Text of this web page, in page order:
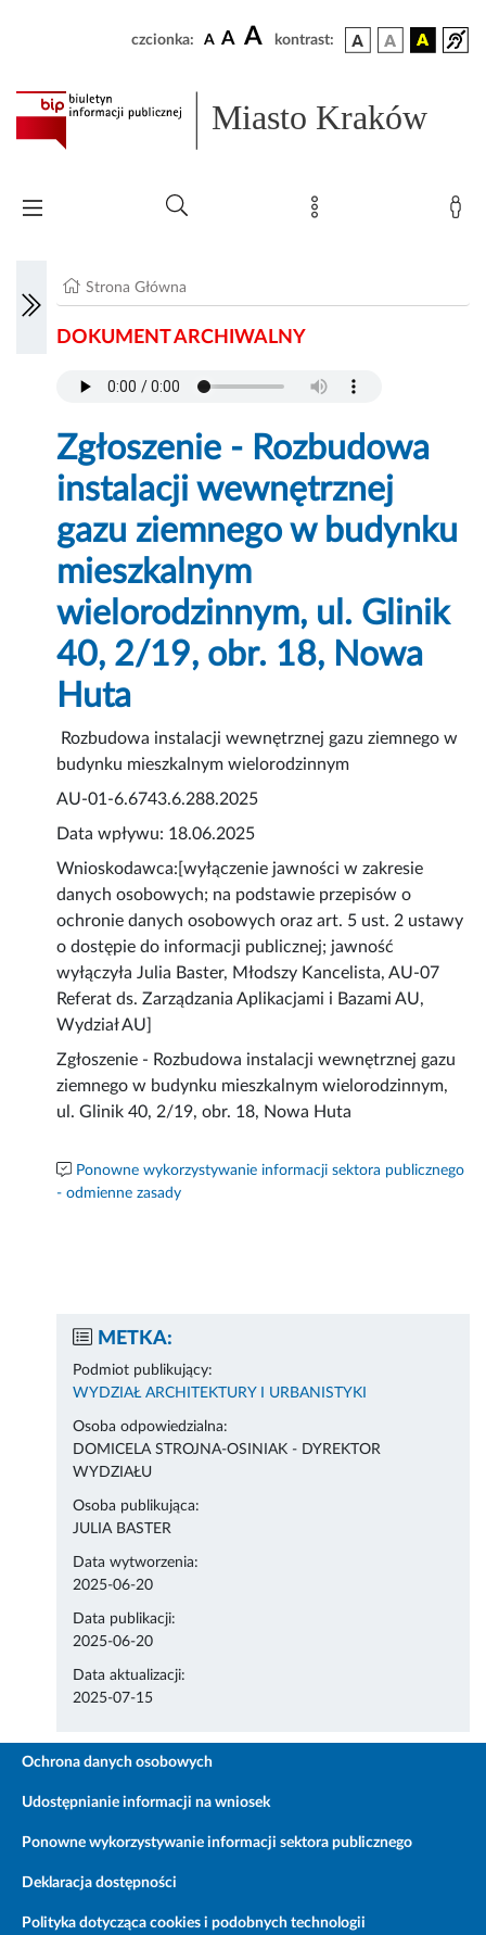
czcionka: A A A kontrast:
Miasto Kraków
Strona Główna
DOKUMENT ARCHIWALNY
Zgłoszenie - Rozbudowa
instalacji wewnętrznej
gazu ziemnego w budynku
mieszkalnym
wielorodzinnym, ul. Glinik
40, 2/19, obr. 18, Nowa
Huta
Rozbudowa instalacji wewnętrznej gazu ziemnego w
budynku mieszkalnym wielorodzinnym
AU-01-6.6743.6.288.2025
Data wpływu: 18.06.2025
Wnioskodawca:[wyłączenie jawności w zakresie
danych osobowych; na podstawie przepisów o
ochronie danych osobowych oraz art. 5 ust. 2 ustawy
o dostępie do informacji publicznej; jawność
wyłączyła Julia Baster, Młodszy Kancelista, AU-07
Referat ds. Zarządzania Aplikacjami i Bazami AU,
Wydział AU]
Zgłoszenie - Rozbudowa instalacji wewnętrznej gazu
ziemnego w budynku mieszkalnym wielorodzinnym,
ul. Glinik 40, 2/19, obr. 18, Nowa Huta
Ponowne wykorzystywanie informacji sektora publicznego
- odmienne zasady
METKA:
Podmiot publikujący:
WYDZIAŁ ARCHITEKTURY I URBANISTYKI
Osoba odpowiedzialna:
DOMICELA STROJNA-OSINIAK - DYREKTOR
WYDZIAŁU
Osoba publikująca:
JULIA BASTER
Data wytworzenia:
2025-06-20
Data publikacji:
2025-06-20
Data aktualizacji:
2025-07-15
Ochrona danych osobowych
Udostępnianie informacji na wniosek
Ponowne wykorzystywanie informacji sektora publicznego
Deklaracja dostępności
Polityka dotycząca cookies i podobnych technologii